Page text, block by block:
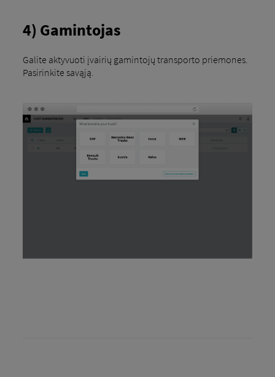
4) Gamintojas
Galite aktyvuoti įvairių gamintojų transporto priemones.
Pasirinkite savąją.